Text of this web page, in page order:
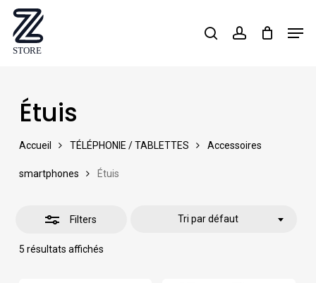
Skip
main
searchaccount
Étuis
Accueil TÉLÉPHONIE / TABLETTES Accessoires
smartphones Étuis
Filters
5 résultats affichés
Tri par défaut
Close